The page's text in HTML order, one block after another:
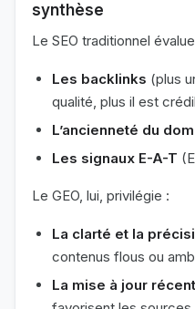
synthèse
Le SEO traditionnel
Les backlinks (plus
qualité, plus il est
L’ancienneté du
Les signaux E-A-T
Le GEO, lui, privilégie :
La clarté et la
contenus flous ou
La mise à jour